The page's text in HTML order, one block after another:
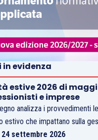
in evidenza
estive 2026 di
e imprese
analizza i provvedimenti
estivo che impattano sulla
24 settembre 2026